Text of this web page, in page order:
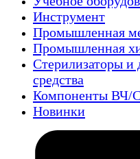
Инструмент
Промышленная
Промышленная
Стерилизаторы
средства
Компоненты ВЧ/
Новинки